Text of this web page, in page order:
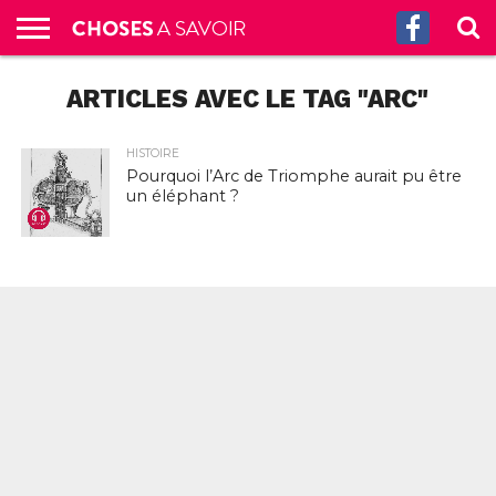
CULTURE
SCIENCES
SANTÉ
HISTOIRE
ÉCONOMIE
INCROYABLE
TECH
AUTRES
S’ABONNER
AUX
CONTACT
PROPOS
ARTICLES AVEC LE TAG "ARC"
HISTOIRE
Pourquoi l’Arc de Triomphe aurait pu être
un éléphant ?